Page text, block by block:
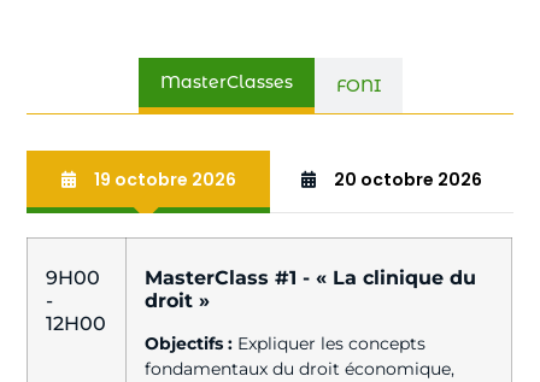
MasterClasses FONI
19 octobre 2026 20 octobre 2026
9H00
-
12H00
MasterClass #1 - « La clinique du
droit »
Objectifs : Expliquer les concepts
fondamentaux du droit économique,